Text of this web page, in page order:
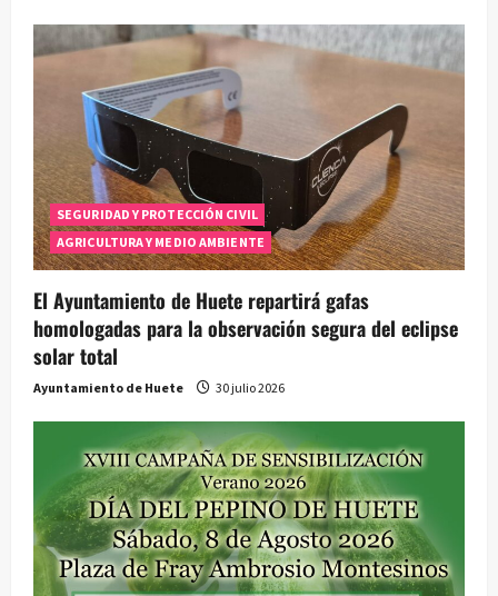
SEGURIDAD Y PROTECCIÓN CIVIL
AGRICULTURA Y MEDIO AMBIENTE
El Ayuntamiento de Huete repartirá gafas
homologadas para la observación segura del eclipse
solar total
Ayuntamiento de Huete 30 julio 2026